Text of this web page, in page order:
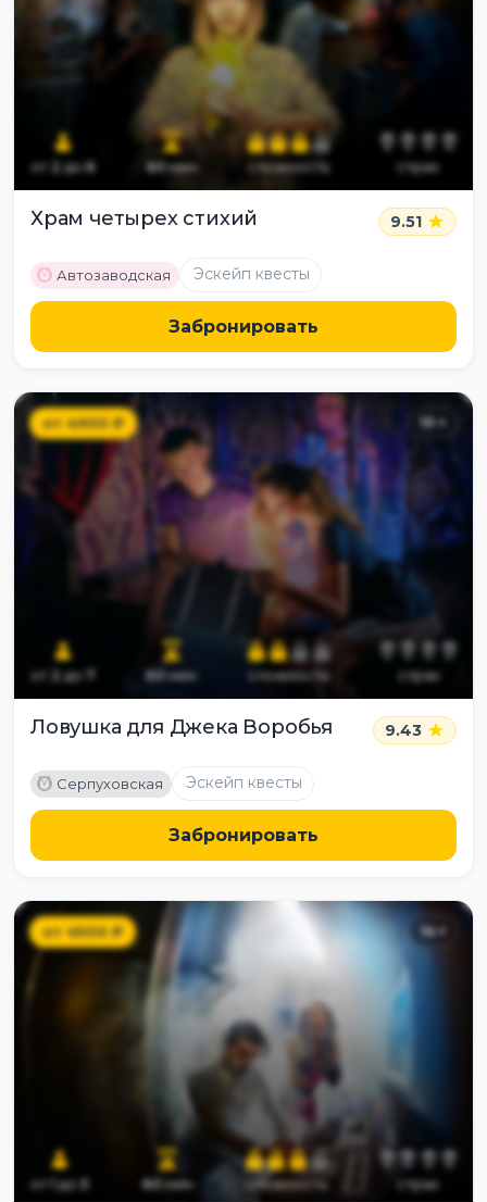
от 2до6 60мин сложность страх
Храм четырех стихий 9.51
M Автозаводская Эскейп квесты
Забронировать
от4900₽ 10 +
от 2до 60мин сложность страх
Ловушка для Джека Воробья 9.43
M Серпуховская Эскейп квесты
Забронировать
от4500₽ 14+
от до 5 60мин сложность страх